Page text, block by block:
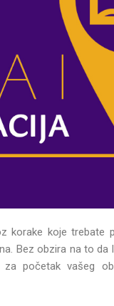
korake koje trebate
Bez obzira na to
početak vašeg